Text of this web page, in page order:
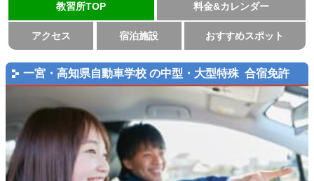
教習所TOP 料金&カレンダー
アクセス 宿泊施設 おすすめスポット
一宮・高知県自動車学校 の中型・大型特殊 合宿免許